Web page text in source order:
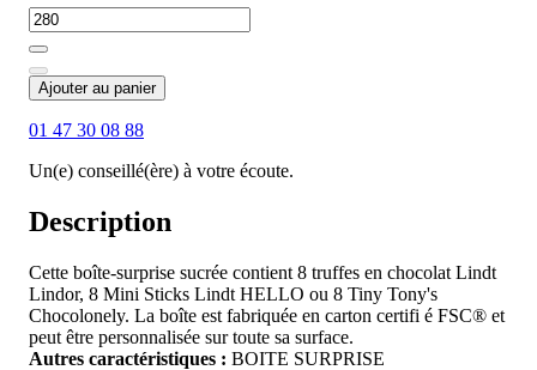
Ajouter au panier
01 47 30 08 88
Un(e) conseillé(ère) à votre écoute.
Description
Cette boîte-surprise sucrée contient 8 truffes en chocolat Lindt
Lindor, 8 Mini Sticks Lindt HELLO ou 8 Tiny Tony's
Chocolonely. La boîte est fabriquée en carton certifi é FSC® et
peut être personnalisée sur toute sa surface.
Autres caractéristiques : BOITE SURPRISE